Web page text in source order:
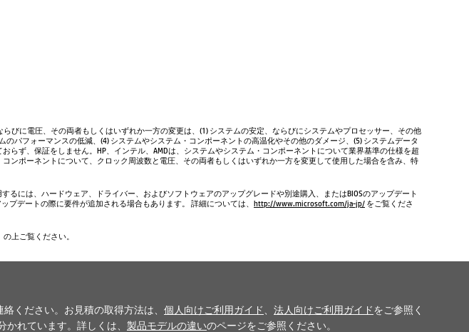
びに電圧、その両者もしくはいずれか一方の変更は、(1) システムの安定、ならびにシステムやプロセッサー、その他
パフォーマンスの低減、(4) システムやシステム・コンポーネントの高温化やその他のダメージ、(5) システムデータ
ず、保証をしません。HP、インテル、AMDは、システムやシステム・コンポーネントについて業界基準の仕様を超
ンポーネントについて、クロック周波数と電圧、その両者もしくはいずれか一方を変更して使用した場合を含み、特
には、ハードウェア、ドライバー、およびソフトウェアのアップグレードや別途購入、またはBIOSのアップデート
プデートの際に要件が追加される場合もあります。 詳細については、 http://www.microsoft.com/ja-jp/ をご覧くださ
上ご覧ください。
ください。お見積の取得方法は、 個人向けご利用ガイド 法人向けご利用ガイドをご参照く
れています。詳しくは、 製品モデルの違いのページをご参照ください。